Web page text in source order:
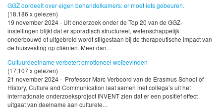
GGZ oordeelt over eigen behandelkamers: er moet iets gebeuren.
(18,186 x gelezen)
19 november 2024 - Uit onderzoek onder de Top 20 van de GGZ-
instellingen blijkt dat er sporadisch structureel, wetenschappelijk
onderbouwd of uitgebreid wordt stilgestaan bij de therapeutische impact van
de huisvesting op cliënten. Meer dan...
Cultuurdeelname verbetert emotioneel welbevinden
(17,107 x gelezen)
21 november 2024 - Professor Marc Verboord van de Erasmus School of
History, Culture and Communication laat samen met collega’s uit het
internationale onderzoeksproject INVENT zien dat er een positief effect
uitgaat van deelname aan culturele...